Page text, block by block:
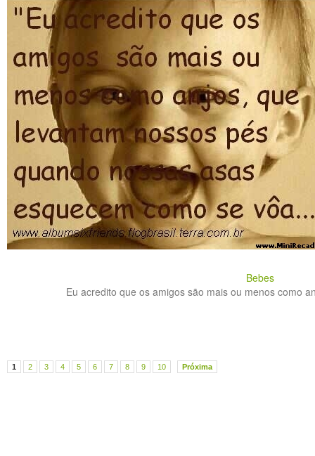
Bebes
Eu acredito que os amigos são mais ou menos como
1 2 3 4 5 6 7 8 9 10 Próxima